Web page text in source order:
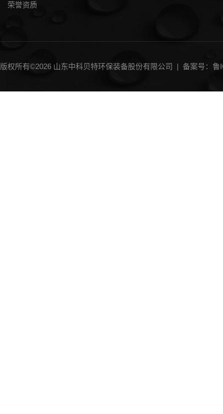
荣誉资质
版权所有©2026 山东中科贝特环保装备股份有限公司 | 备案号：鲁